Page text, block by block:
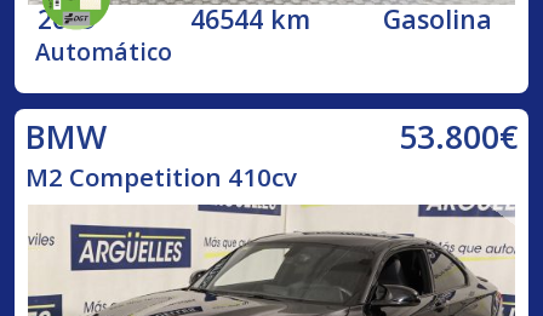
2019 46544 km Gasolina
Automático
BMW 53.800€
M2 Competition 410cv